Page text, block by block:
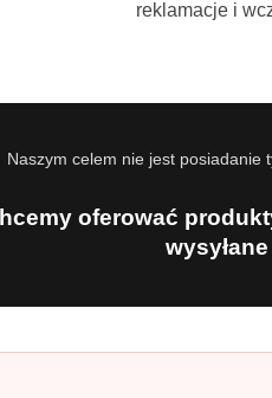
reklamacje i
Naszym celem nie jest posiadanie
oferować